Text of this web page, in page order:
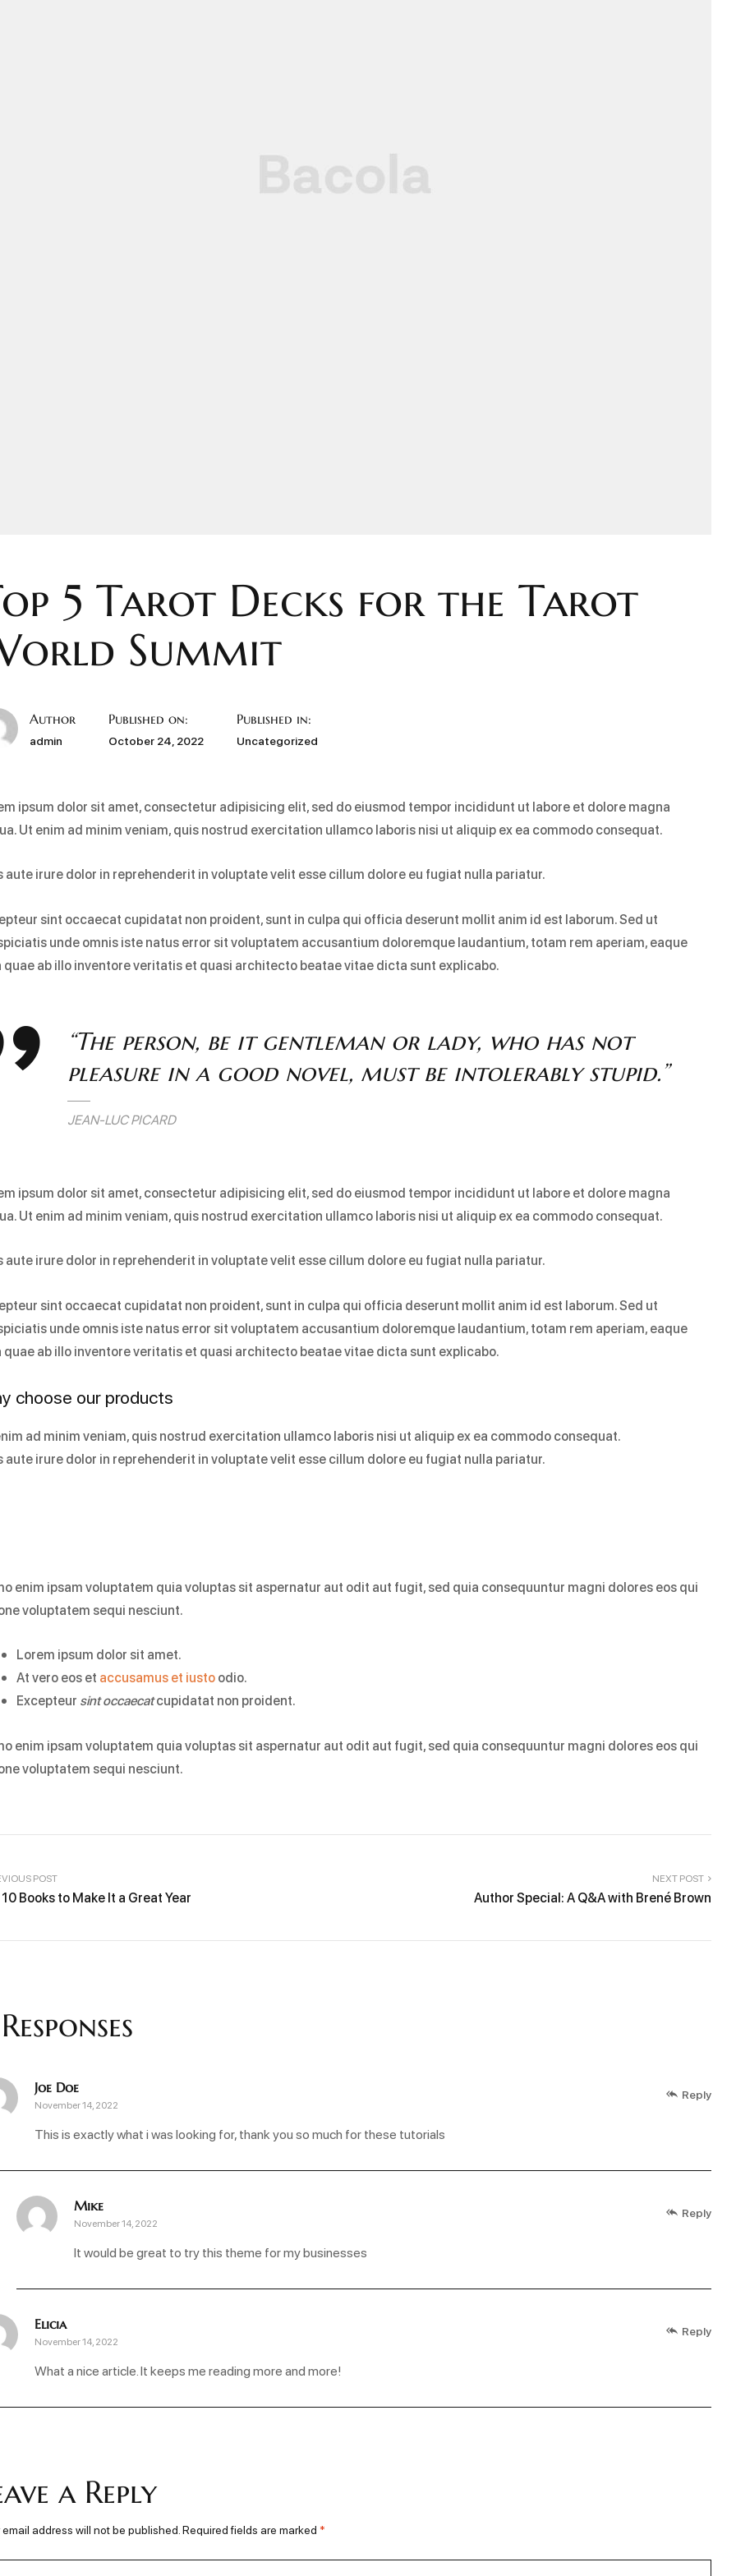
5 Tarot Decks for the Tarot
Summit
Author
admin
Published on:
October 24, 2022
Published in:
Uncategorized
ipsum dolor sit amet, consectetur adipisicing elit, sed do eiusmod tempor incididunt ut labore et dolore magna
Ut enim ad minim veniam, quis nostrud exercitation ullamco laboris nisi ut aliquip ex ea commodo consequat.
aute irure dolor in reprehenderit in voluptate velit esse cillum dolore eu fugiat nulla pariatur.
sint occaecat cupidatat non proident, sunt in culpa qui officia deserunt mollit anim id est laborum. Sed ut
unde omnis iste natus error sit voluptatem accusantium doloremque laudantium, totam rem aperiam, eaque
quae ab illo inventore veritatis et quasi architecto beatae vitae dicta sunt explicabo.
“The person, be it gentleman or lady, who has not
pleasure in a good novel, must be intolerably stupid.”
JEAN-LUC PICARD
ipsum dolor sit amet, consectetur adipisicing elit, sed do eiusmod tempor incididunt ut labore et dolore magna
Ut enim ad minim veniam, quis nostrud exercitation ullamco laboris nisi ut aliquip ex ea commodo consequat.
aute irure dolor in reprehenderit in voluptate velit esse cillum dolore eu fugiat nulla pariatur.
sint occaecat cupidatat non proident, sunt in culpa qui officia deserunt mollit anim id est laborum. Sed ut
unde omnis iste natus error sit voluptatem accusantium doloremque laudantium, totam rem aperiam, eaque
quae ab illo inventore veritatis et quasi architecto beatae vitae dicta sunt explicabo.
choose our products
ad minim veniam, quis nostrud exercitation ullamco laboris nisi ut aliquip ex ea commodo consequat.
aute irure dolor in reprehenderit in voluptate velit esse cillum dolore eu fugiat nulla pariatur.
enim ipsam voluptatem quia voluptas sit aspernatur aut odit aut fugit, sed quia consequuntur magni dolores eos qui
voluptatem sequi nesciunt.
Lorem ipsum dolor sit amet.
At vero eos et accusamus et iustoodio.
Excepteur sint occaecatcupidatat non proident.
enim ipsam voluptatem quia voluptas sit aspernatur aut odit aut fugit, sed quia consequuntur magni dolores eos qui
voluptatem sequi nesciunt.
POST
Books to Make It a Great Year
NEXT POST
Author Special: A Q&A with Brené Brown
Joe Doe
November 14, 2022
Reply
This is exactly what i was looking for, thank you so much for these tutorials
Mike
November 14, 2022
Reply
It would be great to try this theme for my businesses
Elicia
November 14, 2022
Reply
What a nice article. It keeps me reading more and more!
a Reply
email address will not be published. Required fields are marked *